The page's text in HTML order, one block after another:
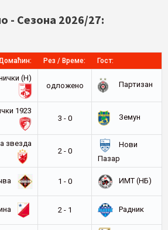
- Сезона 2026/27:
Рез / Време: Гост:
(Н)
oдложено
Партизан
1923
3 - 0
Земун
звезда
2 - 0
Нови
Пазар
1 - 0 ИМТ (НБ)
2 - 1 Радник